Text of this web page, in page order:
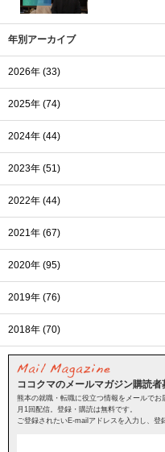
年別アーカイブ
2026年 (33)
2025年 (74)
2024年 (44)
2023年 (51)
2022年 (44)
2021年 (67)
2020年 (95)
2019年 (76)
2018年 (70)
ココクマのメールマガジン購読者
熊本の就職・転職に役立つ情報をメールでお
月1回配信。登録・購読は無料です。
ご登録されたいE-mailアドレスを入力し、登